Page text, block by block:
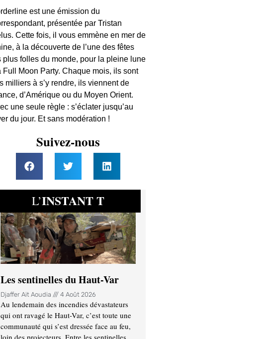
est une émission du
présentée par Tristan
Cette fois, il vous emmène en mer de
à la découverte de l’une des fêtes
plus folles du monde, pour la pleine lune
Full Moon Party. Chaque mois, ils sont
milliers à s’y rendre, ils viennent de
d’Amérique ou du Moyen Orient.
une seule règle : s’éclater jusqu’au
du jour. Et sans modération !
Suivez-nous
L’INSTANT T
Les sentinelles du Haut-Var
Djaffer Ait Aoudia 4 Août 2026
Au lendemain des incendies dévastateurs
qui ont ravagé le Haut-Var, c’est toute une
communauté qui s’est dressée face au feu,